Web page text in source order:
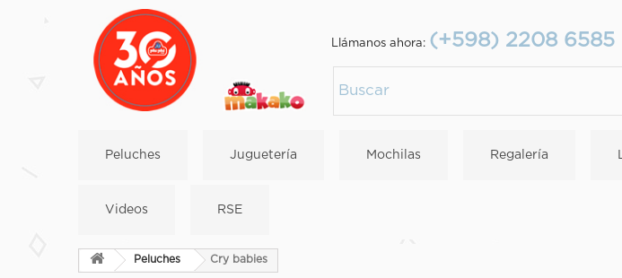
Llámanos ahora: (+598) 2208 6585
Peluches Juguetería Mochilas Regalería
Videos RSE
Peluches Cry babies